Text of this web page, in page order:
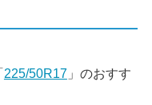
225/50R17」のおすす